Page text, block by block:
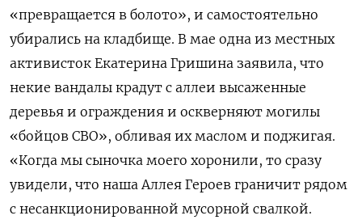
«превращается в болото», и самостоятельно
убирались на кладбище. В мае одна из местных
активисток Екатерина Гришина заявила, что
некие вандалы крадут с аллеи высаженные
деревья и ограждения и оскверняют могилы
«бойцов СВО», обливая их маслом и поджигая.
«Когда мы сыночка моего хоронили, то сразу
увидели, что наша Аллея Героев граничит рядом
с несанкционированной мусорной свалкой.